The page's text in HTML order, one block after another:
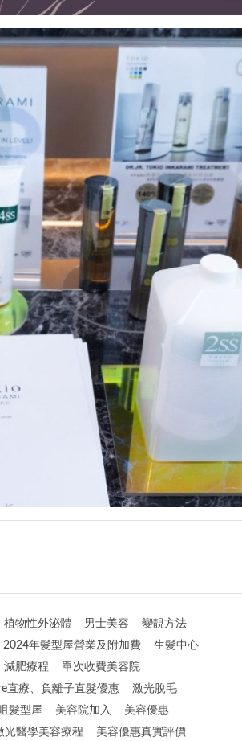
植物性外泌體 男士美容
變靚方法
2024年髮型屋營業及附加費
生髮中心
減肥療程
單次收費美容院
直療、負離子直髮優惠
激光脫毛
髮型屋
美容院加入
美容優惠
光醫學美容療程
美容優惠真實評價